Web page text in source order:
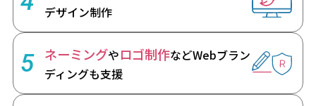
デザイン制作
5 ネーミングやロゴ制作などWebブラン
ディングも支援